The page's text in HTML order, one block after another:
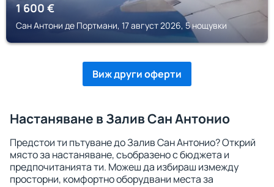
1 600€
Сан Антони де Портмани, 17 август 2026, 5 нощувки
Виж други оферти
Настаняване в Залив Сан Антонио
Предстои ти пътуване до Залив Сан Антонио? Открий
място за настаняване, съобразено с бюджета и
предпочитанията ти. Можеш да избираш измежду
просторни, комфортно оборудвани места за